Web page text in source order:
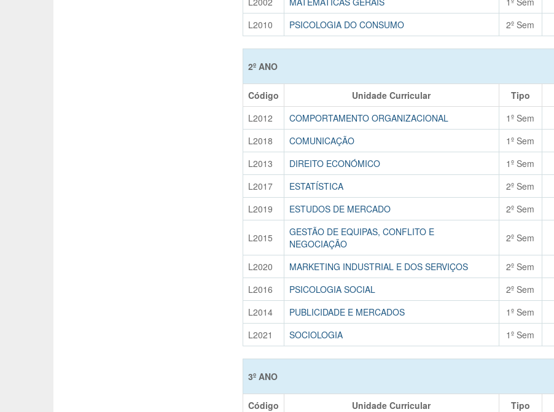
L2010
PSICOLOGIA DO CONSUMO 2º Sem
2º ANO
Código
Unidade Curricular Tipo
L2012
COMPORTAMENTO ORGANIZACIONAL 1º Sem
L2018
COMUNICAÇÃO 1º Sem
L2013
DIREITO ECONÓMICO 1º Sem
L2017
ESTATÍSTICA 2º Sem
L2019
ESTUDOS DE MERCADO 2º Sem
L2015
GESTÃO DE EQUIPAS, CONFLITO E
NEGOCIAÇÃO
2º Sem
L2020 MARKETING INDUSTRIAL E DOS SERVIÇOS 2º Sem
L2016
PSICOLOGIA SOCIAL 2º Sem
L2014
PUBLICIDADE E MERCADOS 1º Sem
L2021
SOCIOLOGIA 1º Sem
3º ANO
Código
Unidade Curricular Tipo